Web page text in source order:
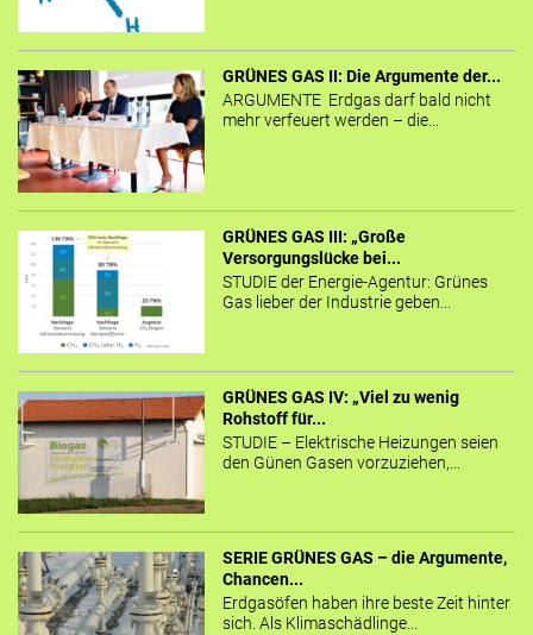
GRÜNES GAS II: Die Argumente der...
ARGUMENTE Erdgas darf bald nicht
mehr verfeuert werden – die...
GRÜNES GAS III: „Große
Versorgungslücke bei...
STUDIE der Energie-Agentur: Grünes
Gas lieber der Industrie geben...
GRÜNES GAS IV: „Viel zu wenig
Rohstoff für...
STUDIE – Elektrische Heizungen seien
den Günen Gasen vorzuziehen,...
SERIE GRÜNES GAS – die Argumente,
Chancen...
Erdgasöfen haben ihre beste Zeit hinter
sich. Als Klimaschädlinge...